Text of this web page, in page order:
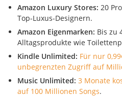
Amazon Luxury Stores: 20
Top-Luxus-Designern.
Amazon Eigenmarken: Bis zu
Alltagsprodukte wie
Kindle Unlimited: Für nur
unbegrenzten Zugriff auf
Music Unlimited: 3 Monate
auf 100 Millionen Songs.